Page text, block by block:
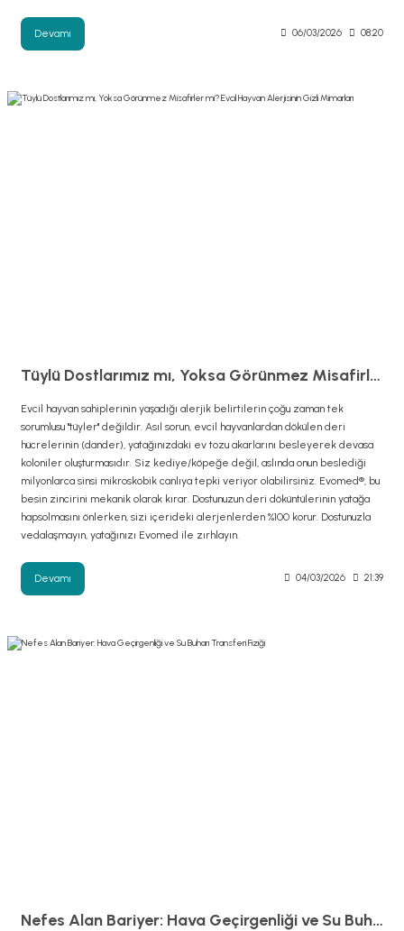
Devamı 06/03/2026 08:20
Tüylü Dostlarımız mı, Yoksa Görünmez Misafirler mi? Evcil Hayvan Alerjisinin Gizli Mimarları
Evcil hayvan sahiplerinin yaşadığı alerjik belirtilerin çoğu zaman tek
sorumlusu "tüyler" değildir. Asıl sorun, evcil hayvanlardan dökülen deri
hücrelerinin (dander), yatağınızdaki ev tozu akarlarını besleyerek devasa
koloniler oluşturmasıdır. Siz kediye/köpeğe değil, aslında onun beslediği
milyonlarca sinsi mikroskobik canlıya tepki veriyor olabilirsiniz. Evomed®, bu
besin zincirini mekanik olarak kırar. Dostunuzun deri döküntülerinin yatağa
hapsolmasını önlerken, sizi içerideki alerjenlerden %100 korur. Dostunuzla
vedalaşmayın, yatağınızı Evomed ile zırhlayın.
Devamı 04/03/2026 21:39
Nefes Alan Bariyer: Hava Geçirgenliği ve Su Buharı Transferi Fiziği